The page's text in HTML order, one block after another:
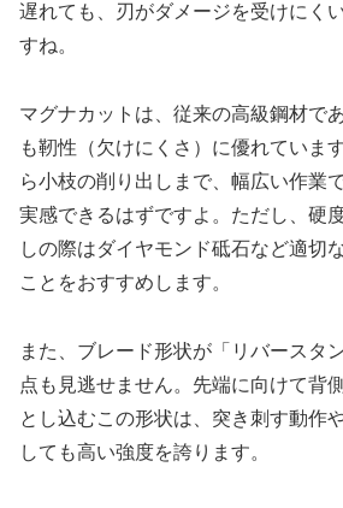
遅れても、刃がダメージを受けにく
すね。
マグナカットは、従来の高級鋼材で
も靭性（欠けにくさ）に優れていま
ら小枝の削り出しまで、幅広い作業
実感できるはずですよ。ただし、硬
しの際はダイヤモンド砥石など適切
ことをおすすめします。
また、ブレード形状が「リバースタ
点も見逃せません。先端に向けて背
とし込むこの形状は、突き刺す動作
しても高い強度を誇ります。